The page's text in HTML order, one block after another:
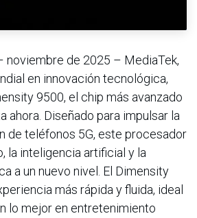
noviembre de 2025 – MediaTek,
en innovación tecnológica,
9500, el chip más avanzado
ahora. Diseñado para impulsar la
de teléfonos 5G, este procesador
la inteligencia artificial y la
a un nuevo nivel. El Dimensity
más rápida y fluida, ideal
lo mejor en entretenimiento